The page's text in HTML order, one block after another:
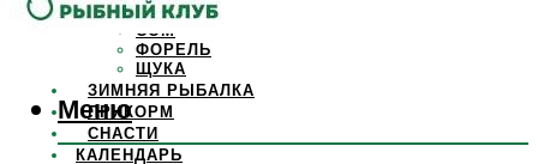
САЗАН
СОМ
ФОРЕЛЬ
ЩУКА
ЗИМНЯЯ РЫБАЛКА
ПРИКОРМ
СНАСТИ
КАЛЕНДАРЬ
Меню